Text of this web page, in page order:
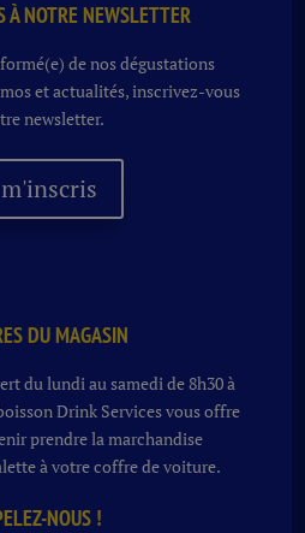
À NOTRE NEWSLETTER
de nos dégustations
et actualités, inscrivez-vous
newsletter.
m'inscris
DU MAGASIN
du lundi au samedi de 8h30 à
Drink Services vous offre
prendre la marchandise
à votre coffre de voiture.
NOUS !